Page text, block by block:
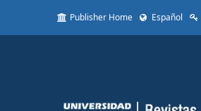
to
Publisher Home Español